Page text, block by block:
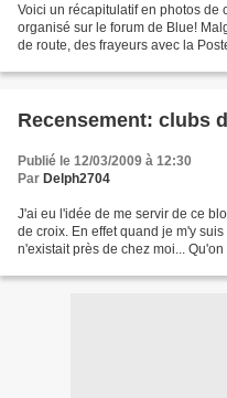
Voici un récapitulatif en photos de
organisé sur le forum de Blue!
de route, des frayeurs avec la
Recensement: clubs
Publié le 12/03/2009 à 12:30
Par Delph2704
J'ai eu l'idée de me servir de ce
de croix. En effet quand je m'y
n'existait près de chez moi...